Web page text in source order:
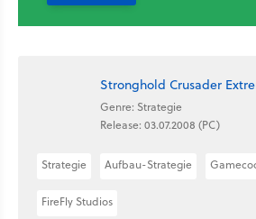
Stronghold Crusader
Genre: Strategie
Release: 03.07.2008 (PC)
Strategie Aufbau-Strategie
FireFly Studios